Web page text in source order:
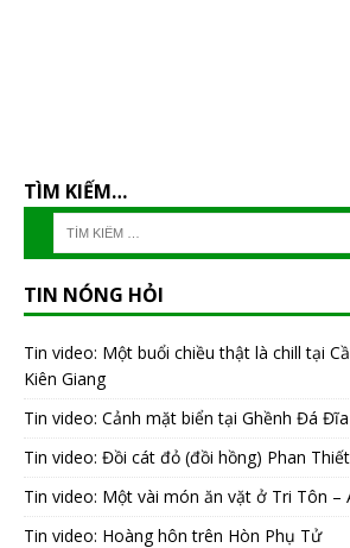
TÌM KIẾM…
TIN NÓNG HỎI
Tin video: Một buổi chiều thật là chill tại
Kiên Giang
Tin video: Cảnh mặt biển tại Ghềnh Đá
Tin video: Đồi cát đỏ (đồi hồng) Phan
Tin video: Một vài món ăn vặt ở Tri Tôn –
Tin video: Hoàng hôn trên Hòn Phụ Tử